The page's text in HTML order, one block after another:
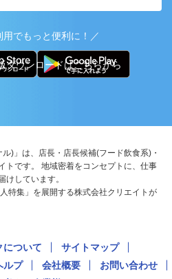
用でもっと便利に！／
ダウンロードはこちらから
)」は、店長・店長候補(フード飲食系)・
トです。 地域密着をコンセプトに、仕事
けしています。
特集」を展開する株式会社クリエイトが
について
サイトマップ
ルプ 会社概要
お問い合わせ